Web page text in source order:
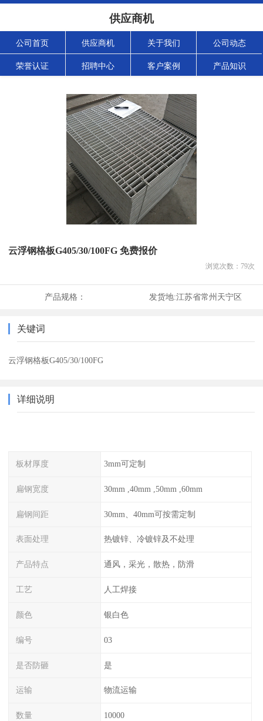
供应商机
公司首页 供应商机 关于我们 公司动态
荣誉认证 招聘中心 客户案例 产品知识
云浮钢格板G405/30/100FG 免费报价
浏览次数： 79次
产品规格： 发货地:江苏省常州天宁区
关键词
云浮钢格板G405/30/100FG
详细说明
板材厚度 3mm可定制
扁钢宽度 30mm ,40mm ,50mm ,60mm
扁钢间距 30mm、40mm可按需定制
表面处理 热镀锌、冷镀锌及不处理
产品特点 通风，采光，散热，防滑
工艺 人工焊接
颜色 银白色
编号 03
是否防砸 是
运输 物流运输
数量 10000